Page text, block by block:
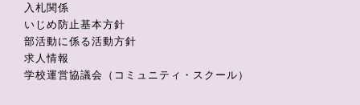
入札関係
いじめ防止基本方針
部活動に係る活動方針
求人情報
学校運営協議会（コミュニティ・スクール）